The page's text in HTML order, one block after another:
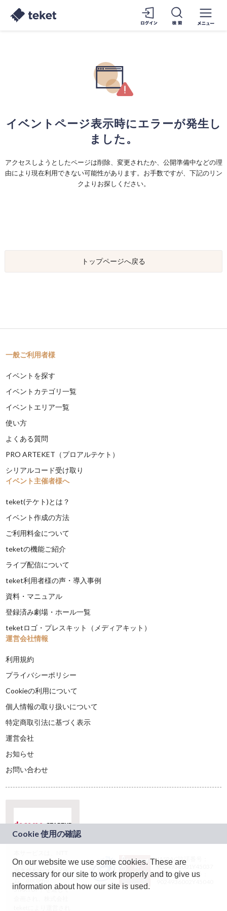
イベントページ表示時にエラーが発生し
ました。
アクセスしようとしたページは削除、変更されたか、公開準備中などの理
由により現在利用できない可能性があります。お手数ですが、下記のリン
クよりお探しください。
トップページへ戻る
一般ご利用者様
イベントを探す
イベントカテゴリ一覧
イベントエリア一覧
使い方
よくある質問
PRO ARTEKET（プロアルテケト）
シリアルコード受け取り
イベント主催者様へ
teket(テケト)とは？
イベント作成の方法
ご利用料金について
teketの機能ご紹介
ライブ配信について
teket利用者様の声・導入事例
資料・マニュアル
登録済み劇場・ホール一覧
teketロゴ・プレスキット（メディアキット）
運営会社情報
利用規約
プライバシーポリシー
Cookieの利用について
個人情報の取り扱いについて
特定商取引法に基づく表示
運営会社
お知らせ
お問い合わせ
ドコモグループの新
規事業創出プログラ
ム「docomo
STARTUP」を通じて
JASRAC許諾番号：
9024936001Y45037
JASRAC許諾番号：
On our website we use some cookies. These are
necessary for our site to work properly and to give us
information about how our site is used.